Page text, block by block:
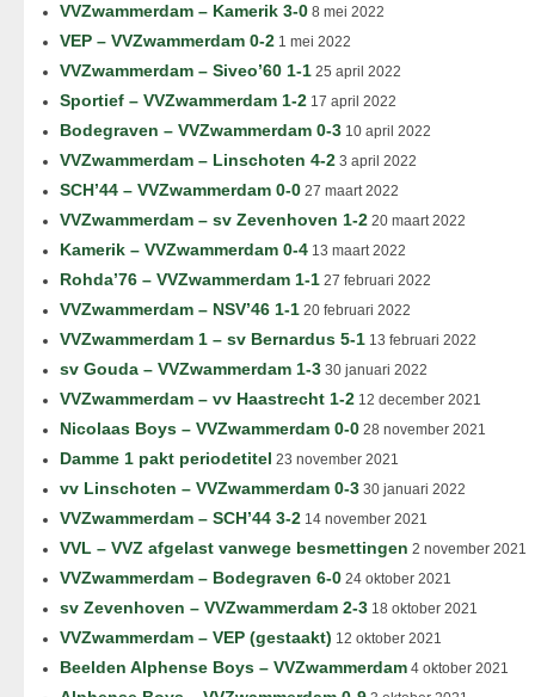
VVZwammerdam – Kamerik 3-0 8 mei 2022
VEP – VVZwammerdam 0-2 1 mei 2022
VVZwammerdam – Siveo’60 1-1 25 april 2022
Sportief – VVZwammerdam 1-2 17 april 2022
Bodegraven – VVZwammerdam 0-3 10 april 2022
VVZwammerdam – Linschoten 4-2 3 april 2022
SCH’44 – VVZwammerdam 0-0 27 maart 2022
VVZwammerdam – sv Zevenhoven 1-2 20 maart 2022
Kamerik – VVZwammerdam 0-4 13 maart 2022
Rohda’76 – VVZwammerdam 1-1 27 februari 2022
VVZwammerdam – NSV’46 1-1 20 februari 2022
VVZwammerdam 1 – sv Bernardus 5-1 13 februari 2022
sv Gouda – VVZwammerdam 1-3 30 januari 2022
VVZwammerdam – vv Haastrecht 1-2 12 december 2021
Nicolaas Boys – VVZwammerdam 0-0 28 november 2021
Damme 1 pakt periodetitel 23 november 2021
vv Linschoten – VVZwammerdam 0-3 30 januari 2022
VVZwammerdam – SCH’44 3-2 14 november 2021
VVL – VVZ afgelast vanwege besmettingen 2 november 2021
VVZwammerdam – Bodegraven 6-0 24 oktober 2021
sv Zevenhoven – VVZwammerdam 2-3 18 oktober 2021
VVZwammerdam – VEP (gestaakt) 12 oktober 2021
Beelden Alphense Boys – VVZwammerdam 4 oktober 2021